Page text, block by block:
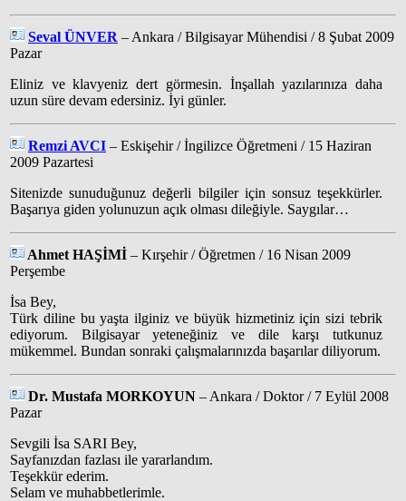
Seval ÜNVER – Ankara / Bilgisayar Mühendisi / 8 Şubat 2009
Pazar
Eliniz ve klavyeniz dert görmesin. İnşallah yazılarınıza daha
uzun süre devam edersiniz. İyi günler.
Remzi AVCI – Eskişehir / İngilizce Öğretmeni / 15 Haziran
2009 Pazartesi
Sitenizde sunuduğunuz değerli bilgiler için sonsuz teşekkürler.
Başarıya giden yolunuzun açık olması dileğiyle. Saygılar…
Ahmet HAŞİMİ – Kırşehir / Öğretmen / 16 Nisan 2009
Perşembe
İsa Bey,
Türk diline bu yaşta ilginiz ve büyük hizmetiniz için sizi tebrik
ediyorum. Bilgisayar yeteneğiniz ve dile karşı tutkunuz
mükemmel. Bundan sonraki çalışmalarınızda başarılar diliyorum.
Dr. Mustafa MORKOYUN – Ankara / Doktor / 7 Eylül 2008
Pazar
Sevgili İsa SARI Bey,
Sayfanızdan fazlası ile yararlandım.
Teşekkür ederim.
Selam ve muhabbetlerimle.